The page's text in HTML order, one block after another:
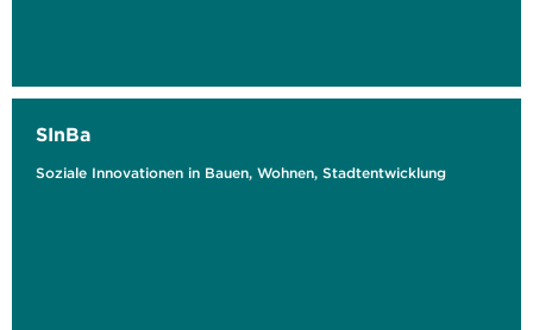
SInBa
Soziale Innovationen in Bauen, Wohnen, Stadtentwicklung